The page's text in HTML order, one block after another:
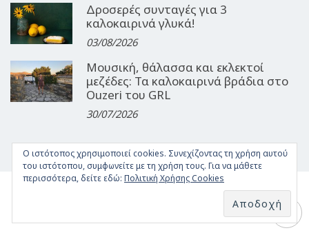
Δροσερές συνταγές για 3
καλοκαιρινά γλυκά!
03/08/2026
Μουσική, θάλασσα και εκλεκτοί
μεζέδες: Τα καλοκαιρινά βράδια στο
Ouzeri του GRL
30/07/2026
ΕΠΙΚΟΙΝΩΝΊΑ
Ο ιστότοπος χρησιμοποιεί cookies. Συνεχίζοντας τη χρήση αυτού
του ιστότοπου, συμφωνείτε με τη χρήση τους. Για να μάθετε
περισσότερα, δείτε εδώ: Πολιτική Χρήσης Cookies